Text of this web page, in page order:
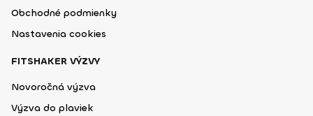
Obchodné podmienky
Nastavenia cookies
FITSHAKER VÝZVY
Novoročná výzva
Výzva do plaviek